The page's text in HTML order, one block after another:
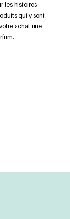
les histoires
qui y sont
achat une